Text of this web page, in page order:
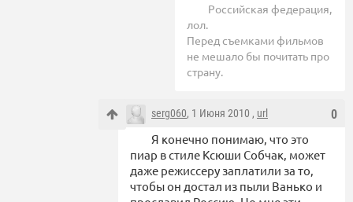
Российская федерация,
лол.
Перед съемками фильмов
не мешало бы почитать про
страну.
0
serg060, 1 Июня 2010 , url
Я конечно понимаю, что это
пиар в стиле Ксюши Собчак, может
даже режиссеру заплатили за то,
чтобы он достал из пыли Ванько и